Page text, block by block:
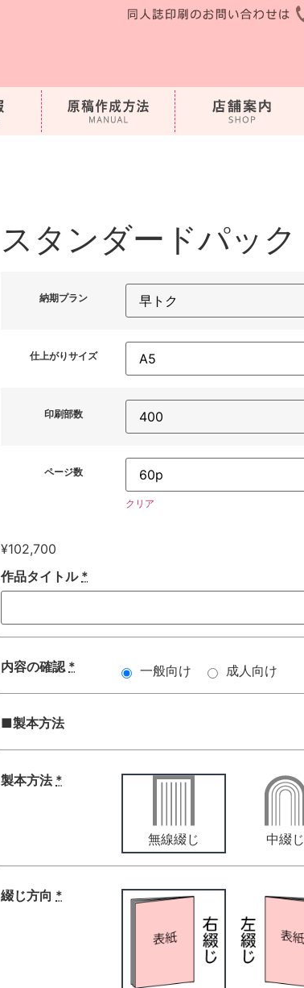
スタンダードパック
納期プラン
仕上がりサイズ
印刷部数
ページ数
クリア
¥102,700
作品タイトル *
内容の確認 * 一般向け 成人向け
■製本方法
製本方法 *
無線綴じ 中綴じ
綴じ方向 *